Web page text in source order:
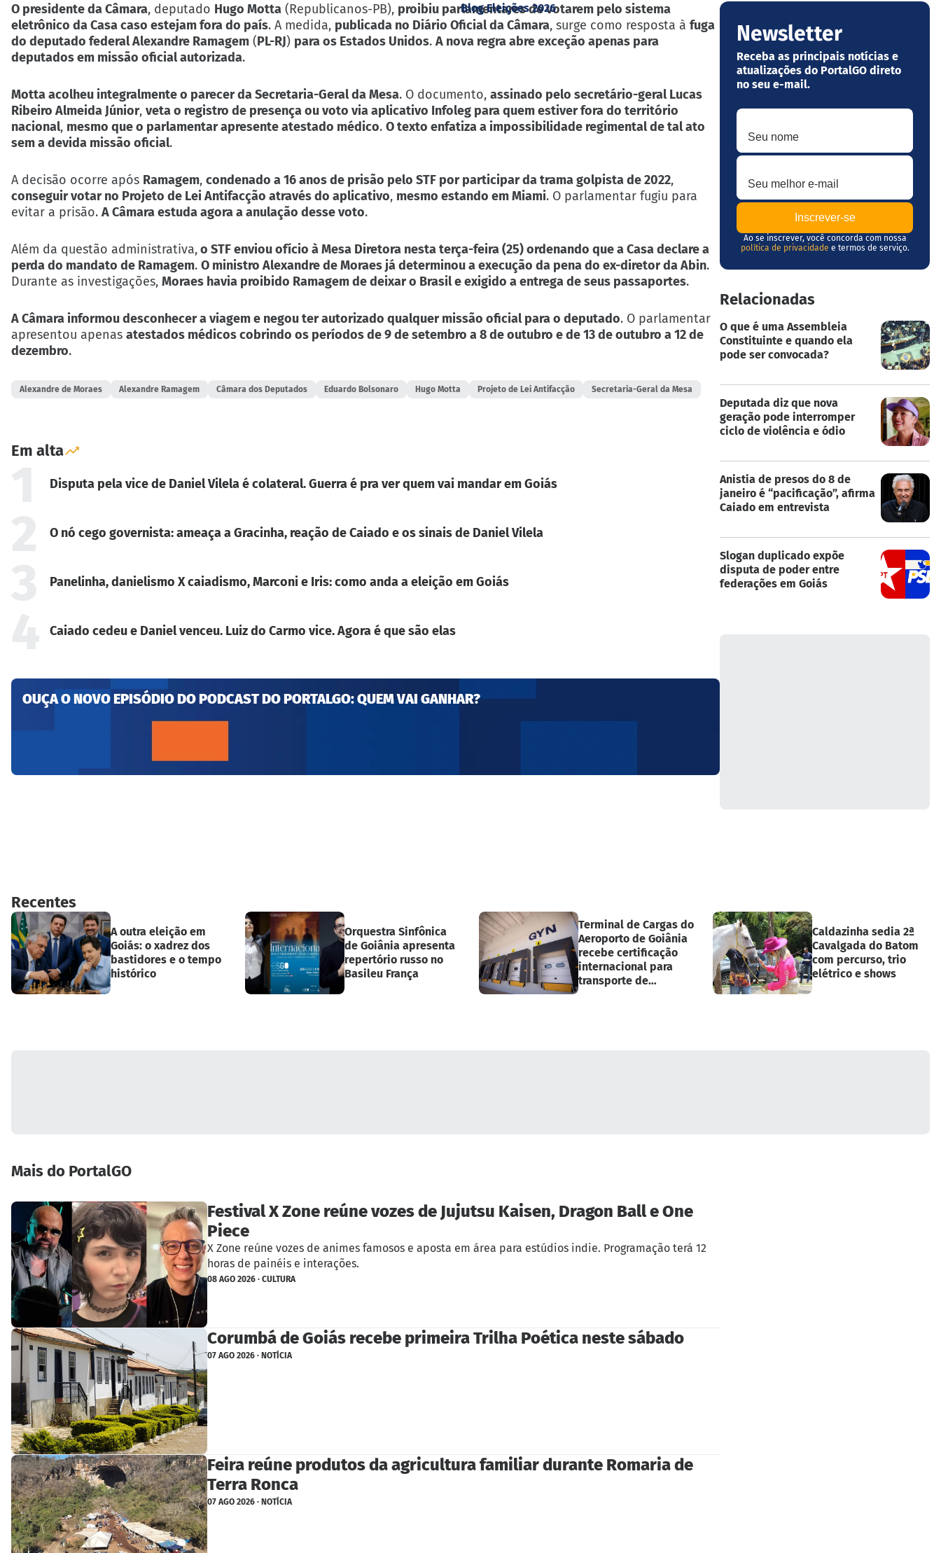
Blog Eleições 2026
O presidente da Câmara, deputado Hugo Motta (Republicanos-PB), proibiu parlamentares de votarem pelo sistema
eletrônico da Casa caso estejam fora do país. A medida, publicada no Diário Oficial da Câmara, surge como resposta à fuga
do deputado federal Alexandre Ramagem (PL-RJ) para os Estados Unidos. A nova regra abre exceção apenas para
deputados em missão oficial autorizada.
Motta acolheu integralmente o parecer da Secretaria-Geral da Mesa. O documento, assinado pelo secretário-geral Lucas
Ribeiro Almeida Júnior, veta o registro de presença ou voto via aplicativo Infoleg para quem estiver fora do território
nacional, mesmo que o parlamentar apresente atestado médico. O texto enfatiza a impossibilidade regimental de tal ato
sem a devida missão oficial.
A decisão ocorre após Ramagem, condenado a 16 anos de prisão pelo STF por participar da trama golpista de 2022,
conseguir votar no Projeto de Lei Antifacção através do aplicativo, mesmo estando em Miami. O parlamentar fugiu para
evitar a prisão. A Câmara estuda agora a anulação desse voto.
Além da questão administrativa,o STF enviou ofício à Mesa Diretora nesta terça-feira (25) ordenando que a Casa declare a
perda do mandato de Ramagem. O ministro Alexandre de Moraes já determinou a execução da pena do ex-diretor da Abin.
Durante as investigações, Moraes havia proibido Ramagem de deixar o Brasil e exigido a entrega de seus passaportes.
A Câmara informou desconhecer a viagem e negou ter autorizado qualquer missão oficial para o deputado. O parlamentar
apresentou apenas atestados médicos cobrindo os períodos de 9 de setembro a 8 de outubro e de 13 de outubro a 12 de
dezembro.
Alexandre de Moraes Alexandre Ramagem Câmara dos Deputados Eduardo Bolsonaro Hugo Motta Projeto de Lei Antifacção Secretaria-Geral da Mesa
Em alta
Disputa pela vice de Daniel Vilela é colateral. Guerra é pra ver quem vai mandar em Goiás
O nó cego governista: ameaça a Gracinha, reação de Caiado e os sinais de Daniel Vilela
Panelinha, danielismo X caiadismo, Marconi e Iris: como anda a eleição em Goiás
Caiado cedeu e Daniel venceu. Luiz do Carmo vice. Agora é que são elas
OUÇA O NOVO EPISÓDIO DO PODCAST DO PORTALGO: QUEM VAI GANHAR?
Newsletter
Receba as principais notícias e
atualizações do PortalGO direto
no seu e-mail.
Seu nome
Seu melhor e-mail
Ao se inscrever, você concorda com nossa
política de privacidade e termos de serviço.
Relacionadas
O que é uma Assembleia
Constituinte e quando ela
pode ser convocada?
Deputada diz que nova
geração pode interromper
ciclo de violência e ódio
Anistia de presos do 8 de
janeiro é “pacificação”, afirma
Caiado em entrevista
Slogan duplicado expõe
disputa de poder entre
federações em Goiás
Recentes
A outra eleição em
Goiás: o xadrez dos
bastidores e o tempo
histórico
Orquestra Sinfônica
de Goiânia apresenta
repertório russo no
Basileu França
Terminal de Cargas do
Aeroporto de Goiânia
recebe certificação
internacional para
transporte de
Caldazinha sedia 2ª
Cavalgada do Batom
com percurso, trio
elétrico e shows
Mais do PortalGO
Festival X Zone reúne vozes de Jujutsu Kaisen, Dragon Ball e One
Piece
X Zone reúne vozes de animes famosos e aposta em área para estúdios indie. Programação terá 12
horas de painéis e interações.
08 AGO 2026 · CULTURA
Corumbá de Goiás recebe primeira Trilha Poética neste sábado
07 AGO 2026 · NOTÍCIA
Feira reúne produtos da agricultura familiar durante Romaria de
Terra Ronca
07 AGO 2026 · NOTÍCIA